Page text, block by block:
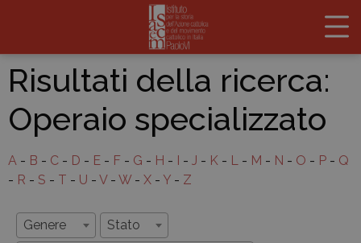
Risultati della ricerca:
Operaio specializzato
A - B - C - D - E - F - G - H - - J - K - L - M - N - O - P - Q
- R - S - T - U - V - W - X - Y - Z
Genere
Stato